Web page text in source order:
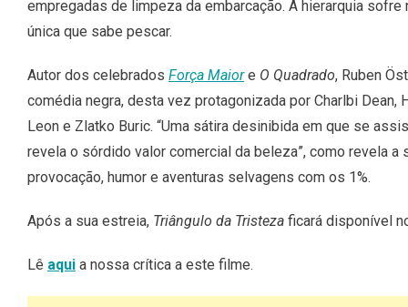
empregadas de limpeza da embarcação. A hierarquia sofre
única que sabe pescar.
Autor dos celebrados Força Maior e O Quadrado, Ruben
comédia negra, desta vez protagonizada por Charlbi Dean,
Leon e Zlatko Buric. “Uma sátira desinibida em que se
revela o sórdido valor comercial da beleza”, como revela
provocação, humor e aventuras selvagens com os 1%.
Após a sua estreia, Triângulo da Tristeza ficará disponível
Lê aqui a nossa crítica a este filme.